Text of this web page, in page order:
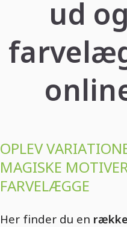
ud og
OPLEV
MAGISKE
FARVELÆGGE
Her finder du en række